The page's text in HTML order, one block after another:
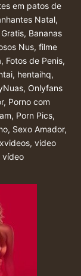
em patos de
Natal,
, Bananas
Nus, filme
, Fotos de Penis,
, hentaihq,
, Onlyfans
, Porno com
, Porn Pics,
, Sexo Amador,
xvideos, video
vídeo